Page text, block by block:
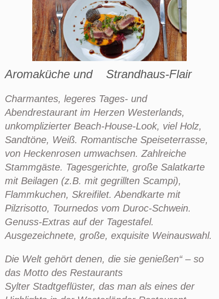
Aromaküche und Strandhaus-Flair
Charmantes, legeres Tages- und
Abendrestaurant im Herzen Westerlands,
unkomplizierter Beach-House-Look, viel Holz,
Sandtöne, Weiß. Romantische Speiseterrasse,
von Heckenrosen umwachsen. Zahlreiche
Stammgäste. Tagesgerichte, große Salatkarte
mit Beilagen (z.B. mit gegrillten Scampi),
Flammkuchen, Skreifilet. Abendkarte mit
Pilzrisotto, Tournedos vom Duroc-Schwein.
Genuss-Extras auf der Tagestafel.
Ausgezeichnete, große, exquisite Weinauswahl.
Die Welt gehört denen, die sie genießen“ – so
das Motto des Restaurants
SylterStadtgeflüster, das man als eines der